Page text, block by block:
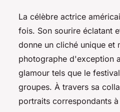
La célèbre actrice
fois. Son sourire éclatant
donne un cliché unique et
photographe d'exception
glamour tels que le
groupes. À travers sa
portraits correspondants